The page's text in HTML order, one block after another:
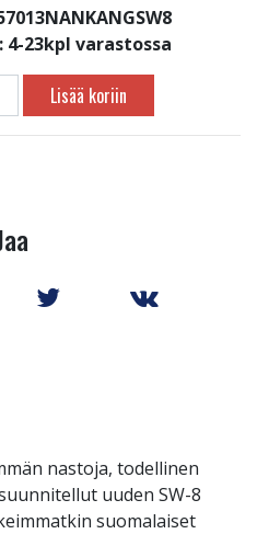
4-23kpl varastossa
Lisää koriin
nastoja, todellinen
uuden SW-8
suomalaiset